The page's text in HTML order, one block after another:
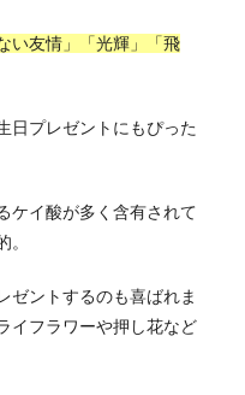
い友情」「光輝」「飛
日プレゼントにもぴった
ケイ酸が多く含有されて
ゼントするのも喜ばれま
イフラワーや押し花など